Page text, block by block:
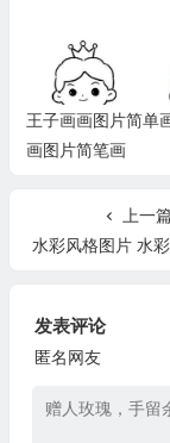
王子画画图片简单
画图片简笔画
上一
水彩风格图片 水彩风
发表评论
匿名网友